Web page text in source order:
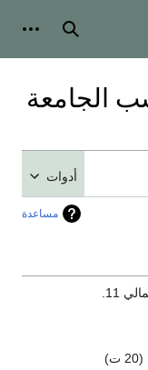
بحث
الجامعة
أدوات
مساعدة
(20 ت)